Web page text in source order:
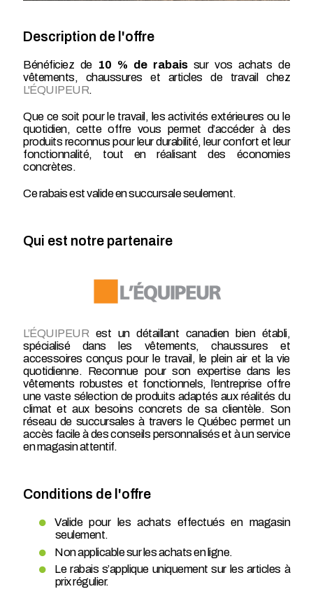
Description de l'offre
Bénéficiez de 10 % de rabais sur vos achats de
vêtements, chaussures et articles de travail chez
L'ÉQUIPEUR.
Que ce soit pour le travail, les activités extérieures ou le
quotidien, cette offre vous permet d’accéder à des
produits reconnus pour leur durabilité, leur confort et leur
fonctionnalité, tout en réalisant des économies
concrètes.
Ce rabais est valide en succursale seulement.
Qui est notre partenaire
L’ÉQUIPEUR est un détaillant canadien bien établi,
spécialisé dans les vêtements, chaussures et
accessoires conçus pour le travail, le plein air et la vie
quotidienne. Reconnue pour son expertise dans les
vêtements robustes et fonctionnels, l’entreprise offre
une vaste sélection de produits adaptés aux réalités du
climat et aux besoins concrets de sa clientèle. Son
réseau de succursales à travers le Québec permet un
accès facile à des conseils personnalisés et à un service
en magasin attentif.
Conditions de l'offre
Valide pour les achats effectués en magasin
seulement.
Non applicable sur les achats en ligne.
Le rabais s’applique uniquement sur les articles à
prix régulier.